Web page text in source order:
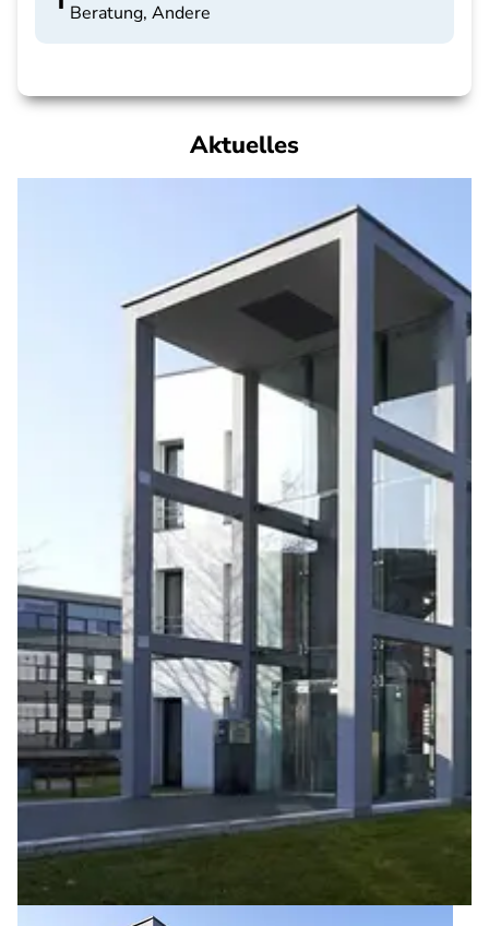
Beratung, Andere
Aktuelles